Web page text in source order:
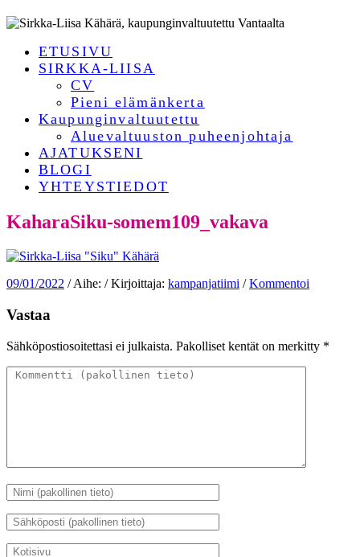
ETUSIVU
SIRKKA-LIISA
CV
Pieni elämänkerta
Kaupunginvaltuutettu
Aluevaltuuston puheenjohtaja
AJATUKSENI
BLOGI
YHTEYSTIEDOT
KaharaSiku-somem109_vakava
09/01/2022 / Aihe: / Kirjoittaja: kampanjatiimi /Kommentoi
Vastaa
Sähköpostiosoitettasi ei julkaista. Pakolliset kentät on merkitty *